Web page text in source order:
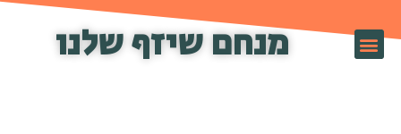
מנחם שיזף שלנו